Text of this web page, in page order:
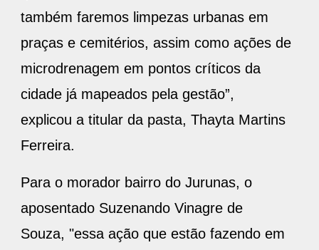
também faremos limpezas urbanas em
praças e cemitérios, assim como ações de
microdrenagem em pontos críticos da
cidade já mapeados pela gestão”,
explicou a titular da pasta, Thayta Martins
Ferreira.
Para o morador bairro do Jurunas, o
aposentado Suzenando Vinagre de
Souza, "essa ação que estão fazendo em